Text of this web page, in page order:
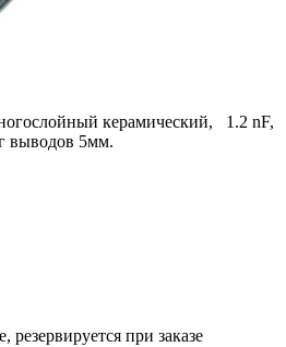
керамический, 1.2 nF,
выводов 5мм.
резервируется при заказе